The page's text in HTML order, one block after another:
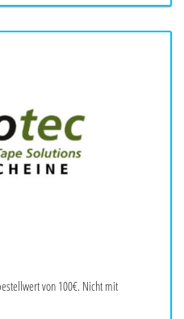
von 100€. Nicht mit